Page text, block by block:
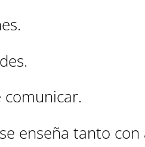
comunicar.
enseña tanto